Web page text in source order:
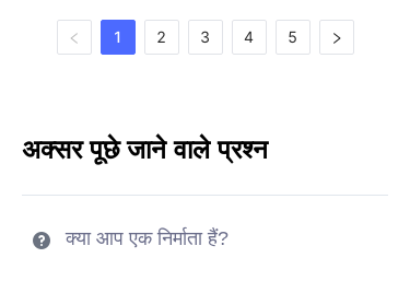
1 2 3 4 5
अक्सर पूछे जाने वाले प्रश्न
क्या आप एक निर्माता हैं?